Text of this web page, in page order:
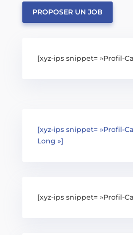
PROPOSER UN JOB
[xyz-ips snippet= »Profil-
[xyz-ips snippet= »Profil-
Long »]
[xyz-ips snippet= »Profil-